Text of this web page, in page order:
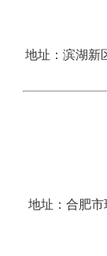
地址：滨湖新
地址： 合肥市